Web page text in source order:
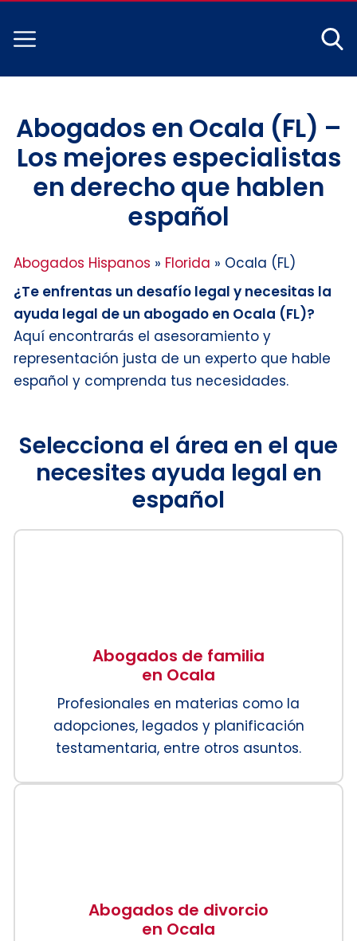
Abogados en Ocala (FL) –
Los mejores especialistas
en derecho que hablen
español
Abogados Hispanos » Florida » Ocala (FL)
¿Te enfrentas un desafío legal y necesitas la
ayuda legal de un abogado en Ocala (FL)?
Aquí encontrarás el asesoramiento y
representación justa de un experto que hable
español y comprenda tus necesidades.
Selecciona el área en el que
necesites ayuda legal en
español
Abogados de familia
en Ocala
Profesionales en materias como la
adopciones, legados y planificación
testamentaria, entre otros asuntos.
Abogados de divorcio
en Ocala